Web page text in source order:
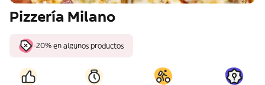
Pizzería Milano
-20% en algunos productos